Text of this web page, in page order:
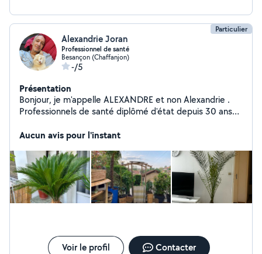
Particulier
Alexandrie Joran
Professionnel de santé
Besançon (Chaffanjon)
-/5
Présentation
Bonjour, je m'appelle ALEXANDRE et non Alexandrie .
Professionnels de santé diplômé d'état depuis 30 ans
compétences professionnelles dans l'aide à la personne
Besançon côtés Chalezeule, centre ville, bregille ect
pour plus d'informations me contacter.
Aucun avis pour l'instant
Voir le profil Contacter